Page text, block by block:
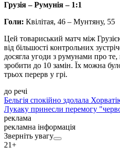
Грузія – Румунія – 1:1
Голи: Квілітая, 46 – Мунтяну, 55
Цей товариський матч між
від більшості контрольних
досягла угоди з румунами про
зробити до 10 замін. Їх можна
трьох перерв у грі.
до речі
Бельгія спокійно здолала
Лукаку принесли перемогу
реклама
рекламна інформація
Зверніть увагу
21+